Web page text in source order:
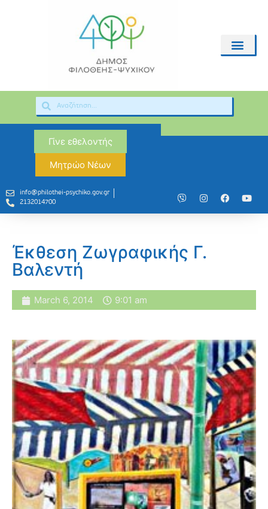
Γίνε εθελοντής
Μητρώο Νέων
info@philothei-psychiko.gov.gr
2132014700
Έκθεση Ζωγραφικής Γ.
Βαλεντή
March 6, 2014 9:01 am